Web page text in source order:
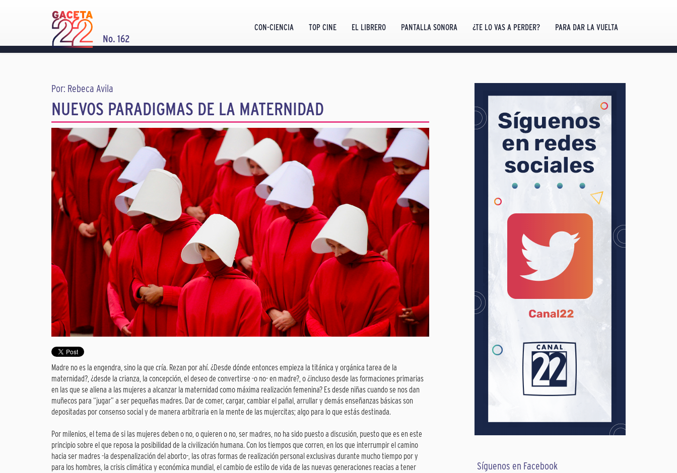
No. 162
PARA DAR LA VUELTA
¿TE LO VAS A PERDER?
PANTALLA SONORA
EL LIBRERO
TOP CINE
CON-CIENCIA
Por: Rebeca Avila
NUEVOS PARADIGMAS DE LA MATERNIDAD
Madre no es la engendra, sino la que cría. Rezan por ahí. ¿Desde dónde entonces empieza la titánica y orgánica tarea de la
maternidad?, ¿desde la crianza, la concepción, el deseo de convertirse -o no- en madre?, o ¿incluso desde las formaciones primarias
en las que se aliena a las mujeres a alcanzar la maternidad como máxima realización femenina? Es desde niñas cuando se nos dan
muñecos para “jugar” a ser pequeñas madres. Dar de comer, cargar, cambiar el pañal, arrullar y demás enseñanzas básicas son
depositadas por consenso social y de manera arbitraria en la mente de las mujercitas; algo para lo que estás destinada.
Por milenios, el tema de si las mujeres deben o no, o quieren o no, ser madres, no ha sido puesto a discusión, puesto que es en este
principio sobre el que reposa la posibilidad de la civilización humana. Con los tiempos que corren, en los que interrumpir el camino
hacia ser madres -la despenalización del aborto-, las otras formas de realización personal exclusivas durante mucho tiempo por y
para los hombres, la crisis climática y económica mundial, el cambio de estilo de vida de las nuevas generaciones reacias a tener
Síguenos en Facebook